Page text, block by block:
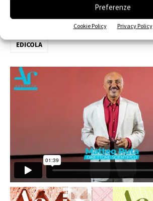
Preferenze
Cookie Policy Privacy Policy
EDICOLA